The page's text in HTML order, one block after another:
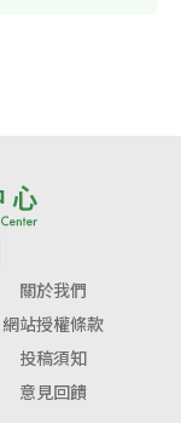
關於我們
網站授權條款
投稿須知
意見回饋